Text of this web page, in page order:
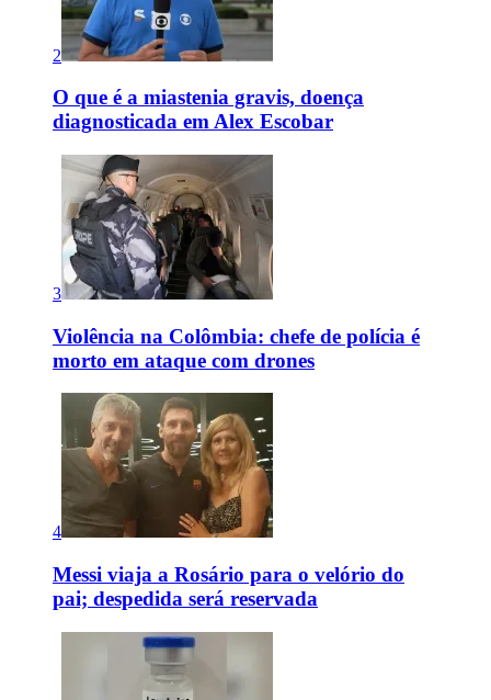
2
O que é a miastenia gravis, doença
diagnosticada em Alex Escobar
3
Violência na Colômbia: chefe de polícia é
morto em ataque com drones
4
Messi viaja a Rosário para o velório do
pai; despedida será reservada